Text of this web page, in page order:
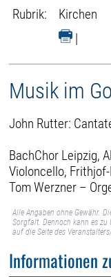
Rubrik:
Kirchen
|
Musik im
John Rutter:
BachChor Leipzig,
Violoncello,
Tom Werzner –
Alle Angaben ohne Gewähr.
Sorgfalt. Dennoch kann es zu
auf die Seite des
Informationen